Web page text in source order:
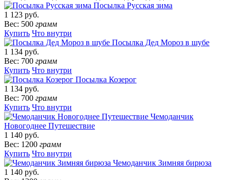
Посылка Русская зима
1 123 руб.
Вес: 500 грамм
Купить Что внутри
Посылка Дед Мороз в шубе
1 134 руб.
Вес: 700 грамм
Купить Что внутри
Посылка Козерог
1 134 руб.
Вес: 700 грамм
Купить Что внутри
Чемоданчик
Новогоднее Путешествие
1 140 руб.
Вес: 1200 грамм
Купить Что внутри
Чемоданчик Зимняя бирюза
1 140 руб.